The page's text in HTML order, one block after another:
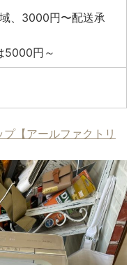
、3000円〜配送承
5000円～
【アールファクトリ